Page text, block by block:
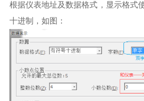
根据仪表地址及数据格式，显示格式
十进制，如图：